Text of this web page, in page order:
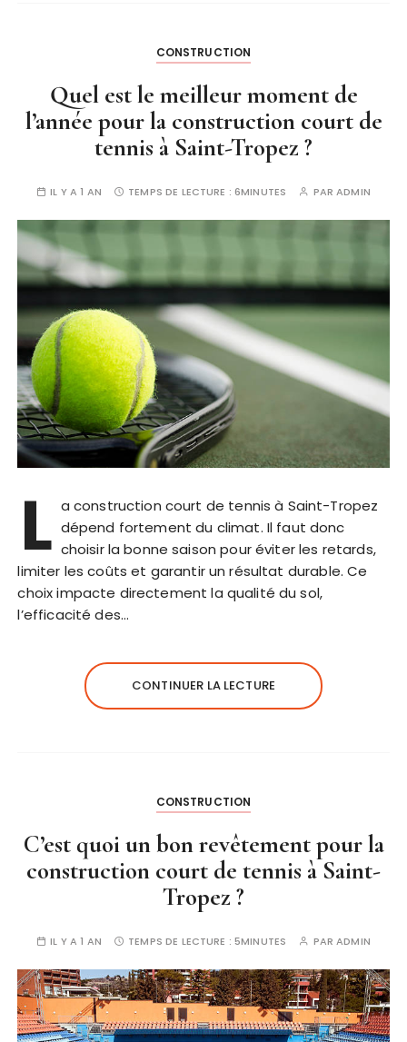
CONSTRUCTION
Quel est le meilleur moment de
l’année pour la construction court de
tennis à Saint-Tropez ?
IL Y A 1 AN TEMPS DE LECTURE :6MINUTES PARADMIN
L a construction court de tennis à Saint-Tropez
dépend fortement du climat. Il faut donc
choisir la bonne saison pour éviter les retards,
limiter les coûts et garantir un résultat durable. Ce
choix impacte directement la qualité du sol,
l’efficacité des…
CONTINUER LA LECTURE
CONSTRUCTION
C’est quoi un bon revêtement pour la
construction court de tennis à Saint-
Tropez ?
IL Y A 1 AN TEMPS DE LECTURE :5MINUTES PARADMIN